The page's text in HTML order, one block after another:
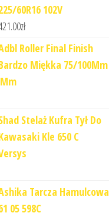
60R16 102V
zł
Roller Final Finish
Miękka 75/100Mm
Stelaż Kufra Tył Do
Kle 650 C
Tarcza Hamulcowa
05 598C